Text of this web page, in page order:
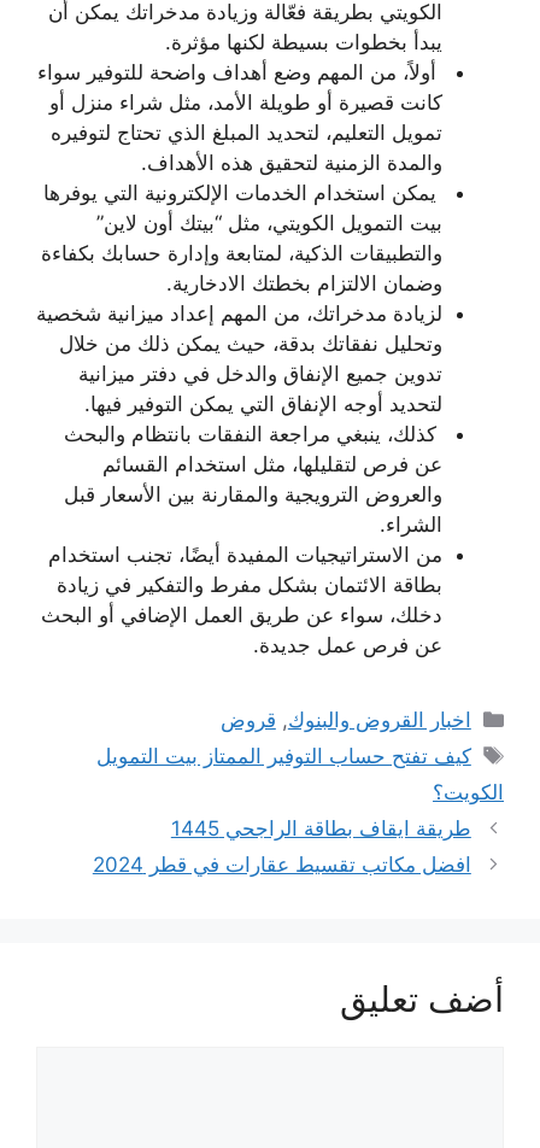
الكويتي بطريقة فعّالة وزيادة مدخراتك يمكن أن
يبدأ بخطوات بسيطة لكنها مؤثرة.
أولاً، من المهم وضع أهداف واضحة للتوفير سواء
كانت قصيرة أو طويلة الأمد، مثل شراء منزل أو
تمويل التعليم، لتحديد المبلغ الذي تحتاج لتوفيره
والمدة الزمنية لتحقيق هذه الأهداف.
يمكن استخدام الخدمات الإلكترونية التي يوفرها
بيت التمويل الكويتي، مثل “بيتك أون لاين”
والتطبيقات الذكية، لمتابعة وإدارة حسابك بكفاءة
وضمان الالتزام بخطتك الادخارية.
لزيادة مدخراتك، من المهم إعداد ميزانية شخصية
وتحليل نفقاتك بدقة، حيث يمكن ذلك من خلال
تدوين جميع الإنفاق والدخل في دفتر ميزانية
لتحديد أوجه الإنفاق التي يمكن التوفير فيها.
كذلك، ينبغي مراجعة النفقات بانتظام والبحث
عن فرص لتقليلها، مثل استخدام القسائم
والعروض الترويجية والمقارنة بين الأسعار قبل
الشراء.
من الاستراتيجيات المفيدة أيضًا، تجنب استخدام
بطاقة الائتمان بشكل مفرط والتفكير في زيادة
دخلك، سواء عن طريق العمل الإضافي أو البحث
عن فرص عمل جديدة.
التصنيفات
اخبار القروض والبنوك, قروض
الوسوم
كيف تفتح حساب التوفير الممتاز بيت التمويل
الكويت؟
طريقة ايقاف بطاقة الراجحي 1445
افضل مكاتب تقسيط عقارات في قطر 2024
أضف تعليق